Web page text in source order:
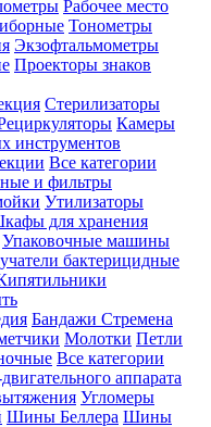
Рабочее место
Тонометры
Экзофтальмометры
Проекторы знаков
Стерилизаторы
Камеры
инструментов
Все категории
и фильтры
Утилизаторы
для хранения
Упаковочные машины
бактерицидные
Бандажи Стремена
Молотки Петли
Все категории
аппарата
Угломеры
Шины Беллера Шины